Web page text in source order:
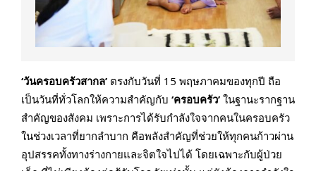
‘วันครอบครัวสากล’ ตรงกับวันที่ 15 พฤษภาคมของทุกปี ถือ
เป็นวันที่ทั่วโลกให้ความสำคัญกับ ‘ครอบครัว’ ในฐานะรากฐาน
สำคัญของสังคม เพราะการได้รับกำลังใจจากคนในครอบครัว
ในช่วงเวลาที่ยากลำบาก คือพลังสำคัญที่ช่วยให้ทุกคนก้าวผ่าน
อุปสรรคทั้งทางร่างกายและจิตใจไปได้ โดยเฉพาะกับผู้ป่วย